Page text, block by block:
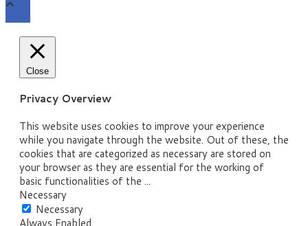
Close
Privacy Overview
This website uses cookies to improve your experience
while you navigate through the website. Out of these, the
cookies that are categorized as necessary are stored on
your browser as they are essential for the working of
basic functionalities of the ...
Necessary
Necessary
Always Enabled